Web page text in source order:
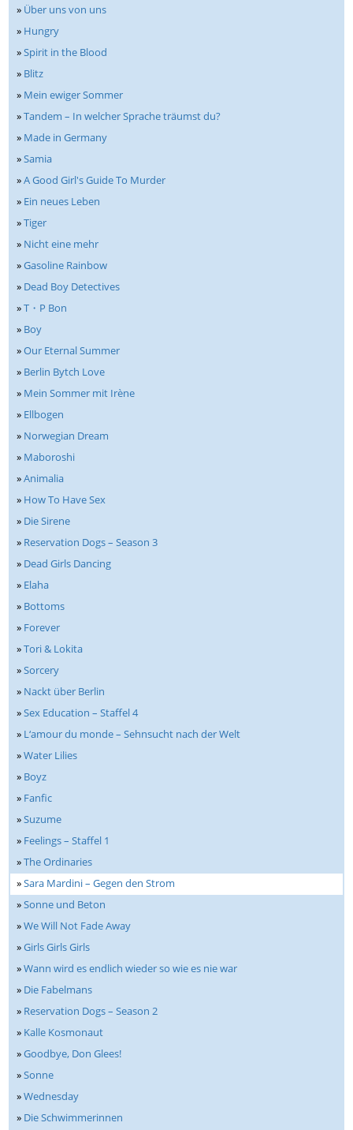
» Über uns von uns
» Hungry
»Spirit in the Blood
» Blitz
» Mein ewiger Sommer
»Tandem – In welcher Sprache träumst du?
» Made in Germany
»Samia
»A Good Girl's Guide To Murder
» Ein neues Leben
»Tiger
» Nicht eine mehr
»Gasoline Rainbow
» Dead Boy Detectives
»T・P Bon
» Boy
»Our Eternal Summer
» Berlin Bytch Love
» Mein Sommer mit Irène
» Ellbogen
» Norwegian Dream
» Maboroshi
»Animalia
» How To Have Sex
» Die Sirene
» Reservation Dogs – Season 3
» Dead Girls Dancing
» Elaha
» Bottoms
» Forever
»Tori & Lokita
»Sorcery
» Nackt über Berlin
»Sex Education – Staffel 4
» L‘amour du monde – Sehnsucht nach der Welt
»Water Lilies
» Boyz
» Fanfic
»Suzume
» Feelings – Staffel 1
»The Ordinaries
»Sara Mardini – Gegen den Strom
»Sonne und Beton
»We Will Not Fade Away
»Girls Girls Girls
»Wann wird es endlich wieder so wie es nie war
» Die Fabelmans
» Reservation Dogs – Season 2
» Kalle Kosmonaut
»Goodbye, Don Glees!
»Sonne
»Wednesday
» Die Schwimmerinnen